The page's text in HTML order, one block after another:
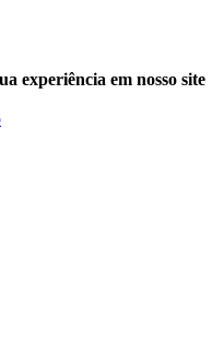
experiência em nosso site